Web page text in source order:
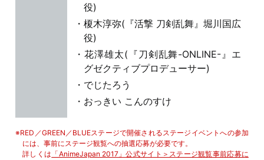
役)
榎木淳弥(『活撃 刀剣乱舞』堀川国広
役)
花澤雄太(『刀剣乱舞-ONLINE-』エ
グゼクティブプロデューサー)
でじたろう
おっきい こんのすけ
RED／GREEN／BLUEステージで開催されるステージイベントへの参加
には、事前にステージ観覧への抽選応募が必要です。
詳しくは 「AnimeJapan 2017」公式サイト＞ステージ観覧事前応募に